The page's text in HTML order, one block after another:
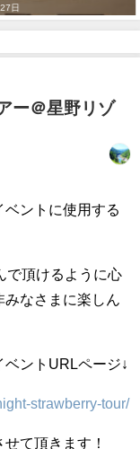
日
ー＠星野リゾ
ントに使用する
で頂けるように心
みなさまに楽しん
ントURLページ↓
strawberry-tour/
て頂きます！